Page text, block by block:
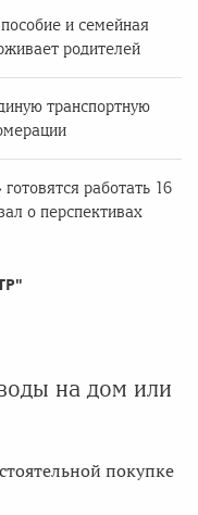
и семейная
родителей
транспортную
работать 16
о перспективах
на дом или
покупке